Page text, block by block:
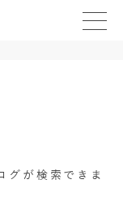
›
グが検索できま